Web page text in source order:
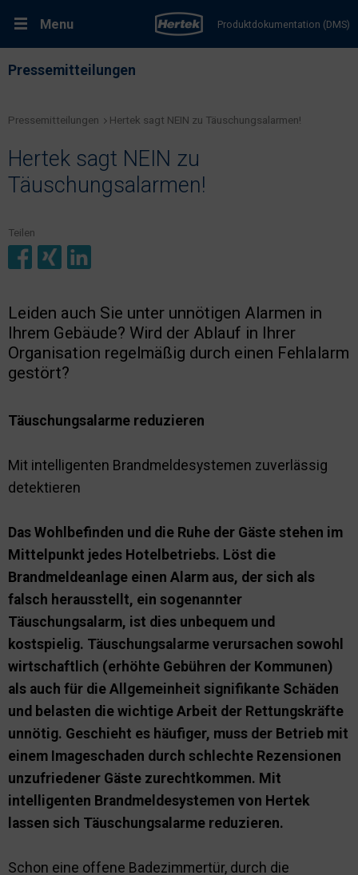
Menu
Lösungen
Produkte
Kundenservice & Dienstleistungen
Support & Kontakt
Karriere bei Hertek
Nachhaltigkeit
Produktdokumentation (DMS)
Pressemitteilungen
Pressemitteilungen Hertek sagt NEIN zu Täuschungsalarmen!
Hertek sagt NEIN zu
Täuschungsalarmen!
Teilen
Leiden auch Sie unter unnötigen Alarmen in
Ihrem Gebäude? Wird der Ablauf in Ihrer
Organisation regelmäßig durch einen Fehlalarm
gestört?
Täuschungsalarme reduzieren
Mit intelligenten Brandmeldesystemen zuverlässig
detektieren
Das Wohlbefinden und die Ruhe der Gäste stehen im
Mittelpunkt jedes Hotelbetriebs. Löst die
Brandmeldeanlage einen Alarm aus, der sich als
falsch herausstellt, ein sogenannter
Täuschungsalarm, ist dies unbequem und
kostspielig. Täuschungsalarme verursachen sowohl
wirtschaftlich (erhöhte Gebühren der Kommunen)
als auch für die Allgemeinheit signifikante Schäden
und belasten die wichtige Arbeit der Rettungskräfte
unnötig. Geschieht es häufiger, muss der Betrieb mit
einem Imageschaden durch schlechte Rezensionen
unzufriedener Gäste zurechtkommen. Mit
intelligenten Brandmeldesystemen von Hertek
lassen sich Täuschungsalarme reduzieren.
Schon eine offene Badezimmertür, durch die